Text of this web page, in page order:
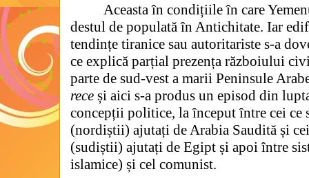
Aceasta în condițiile în care
destul de populată în Antichitate. Iar
tendințe tiranice sau autoritariste s-a
ce explică parțial prezența războiului
parte de sud-vest a marii Peninsule
rece și aici s-a produs un episod din
concepții politice, la început între cei ce
(nordiștii) ajutați de Arabia Saudită și
(sudiștii) ajutați de Egipt și apoi între
islamice) și cel comunist.